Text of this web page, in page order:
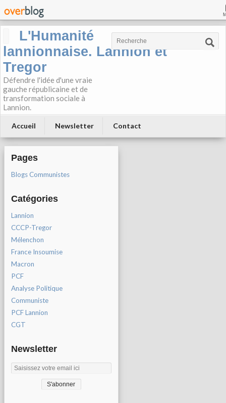
L'Humanité
lannionnaise. Lannion et
Tregor
Défendre l'idée d'une vraie
gauche républicaine et de
transformation sociale à
Lannion.
Accueil Newsletter Contact
Pages
Blogs Communistes
Catégories
Lannion
CCCP-Tregor
Mélenchon
France Insoumise
Macron
PCF
Analyse Politique
Communiste
PCF Lannion
CGT
Newsletter